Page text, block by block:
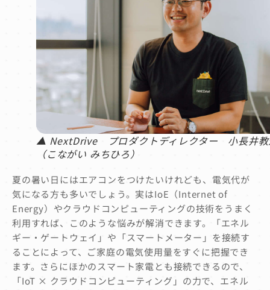
▲ NextDrive プロダクトディレクター 小長井教
（こながい みちひろ）
夏の暑い日にはエアコンをつけたいけれども、電気代が
気になる方も多いでしょう。実はIoE（Internet of
Energy）やクラウドコンピューティングの技術をうまく
利用すれば、このような悩みが解消できます。「エネル
ギー・ゲートウェイ」や「スマートメーター」を接続す
ることによって、ご家庭の電気使用量をすぐに把握でき
ます。さらにほかのスマート家電とも接続できるので、
「IoT × クラウドコンピューティング」の力で、エネル